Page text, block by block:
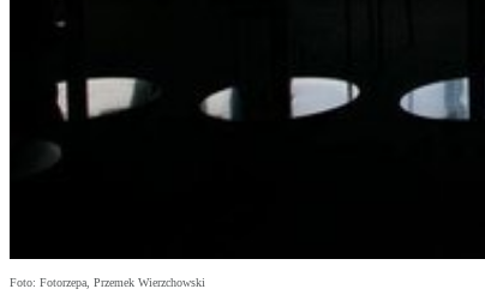
Foto: Fotorzepa, Przemek Wierzchowski